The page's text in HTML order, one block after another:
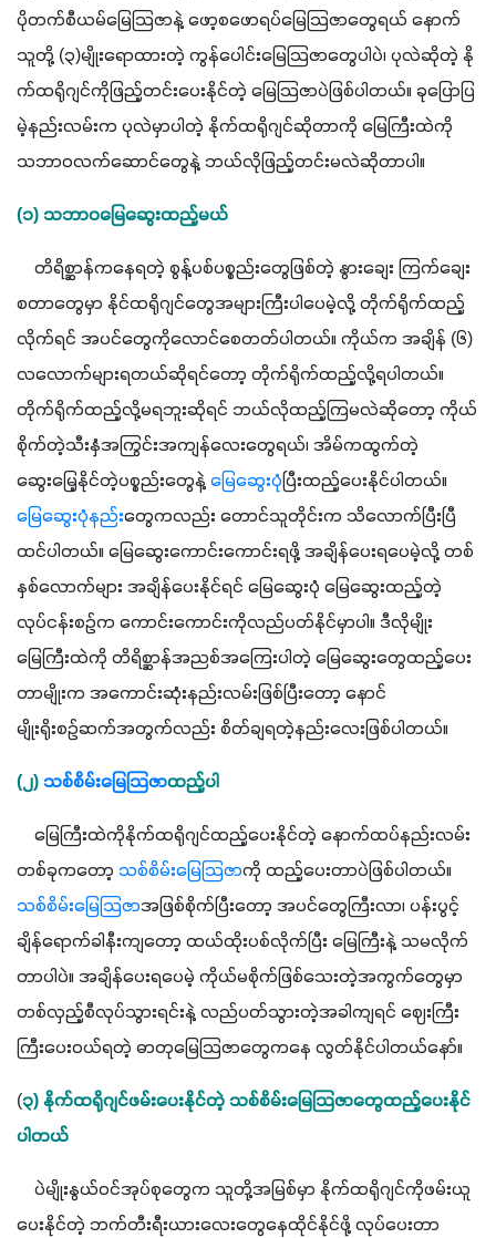
ပိုတက်စီယမ်မြေသြဇာနဲ့ ဖော့စဖောရပ်မြေသြဇာတွေရယ် နောက်
သူတို့ (၃)မျိုးရောထားတဲ့ ကွန်ပေါင်းမြေသြဇာတွေပါပဲ၊ ပုလဲဆိုတဲ့ နို
က်ထရိုဂျင်ကိုဖြည့်တင်းပေးနိုင်တဲ့ မြေသြဇာပဲဖြစ်ပါတယ်။ ခုပြောပြ
မဲ့နည်းလမ်းက ပုလဲမှာပါတဲ့ နိုက်ထရိုဂျင်ဆိုတာကို မြေကြီးထဲကို
သဘာဝလက်ဆောင်တွေနဲ့ ဘယ်လိုဖြည့်တင်းမလဲဆိုတာပါ။
(၁) သဘာဝမြေဆွေးထည့်မယ်
တိရိစ္ဆာန်ကနေရတဲ့ စွန့်ပစ်ပစ္စည်းတွေဖြစ်တဲ့ နွားချေး ကြက်ချေး
စတာတွေမှာ နိုင်ထရိုဂျင်တွေအများကြီးပါပေမဲ့လို့ တိုက်ရိုက်ထည့်
လိုက်ရင် အပင်တွေကိုလောင်စေတတ်ပါတယ်။ ကိုယ်က အချိန် (၆)
လလောက်များရတယ်ဆိုရင်တော့ တိုက်ရိုက်ထည့်လို့ရပါတယ်။
တိုက်ရိုက်ထည့်လို့မရဘူးဆိုရင် ဘယ်လိုထည့်ကြမလဲဆိုတော့ ကိုယ်
စိုက်တဲ့သီးနှံအကြွင်းအကျန်လေးတွေရယ်၊ အိမ်ကထွက်တဲ့
ဆွေးမြေ့နိုင်တဲ့ပစ္စည်းတွေနဲ့ မြေဆွေးပုံပြီးထည့်ပေးနိုင်ပါတယ်။
မြေဆွေးပုံနည်းတွေကလည်း တောင်သူတိုင်းက သိလောက်ပြီးပြီ
ထင်ပါတယ်။ မြေဆွေးကောင်းကောင်းရဖို့ အချိန်ပေးရပေမဲ့လို့ တစ်
နှစ်လောက်များ အချိန်ပေးနိုင်ရင် မြေဆွေးပုံ မြေဆွေးထည့်တဲ့
လုပ်ငန်းစဉ်က ကောင်းကောင်းကိုလည်ပတ်နိုင်မှာပါ။ ဒီလိုမျိုး
မြေကြီးထဲကို တိရိစ္ဆာန်အညစ်အကြေးပါတဲ့ မြေဆွေးတွေထည့်ပေး
တာမျိုးက အကောင်းဆုံးနည်းလမ်းဖြစ်ပြီးတော့ နောင်
မျိုးရိုးစဉ်ဆက်အတွက်လည်း စိတ်ချရတဲ့နည်းလေးဖြစ်ပါတယ်။
(၂) သစ်စိမ်းမြေသြဇာထည့်ပါ
မြေကြီးထဲကိုနိုက်ထရိုဂျင်ထည့်ပေးနိုင်တဲ့ နောက်ထပ်နည်းလမ်း
တစ်ခုကတော့ သစ်စိမ်းမြေသြဇာ
သစ်စိမ်းမြေသြဇာအဖြစ်စိုက်ပြီးတော့ အပင်တွေကြီးလာ၊ ပန်းပွင့်
ချိန်ရောက်ခါနီးကျတော့ ထယ်ထိုးပစ်လိုက်ပြီး မြေကြီးနဲ့ သမလိုက်
တာပါပဲ။ အချိန်ပေးရပေမဲ့ ကိုယ်မစိုက်ဖြစ်သေးတဲ့အကွက်တွေမှာ
တစ်လှည့်စီလုပ်သွားရင်းနဲ့ လည်ပတ်သွားတဲ့အခါကျရင် ဈေးကြီး
ကြီးပေးဝယ်ရတဲ့ ဓာတုမြေသြဇာတွေကနေ လွတ်နိုင်ပါတယ်နော်။
(၃) နိုက်ထရိုဂျင်ဖမ်းပေးနိုင်တဲ့ သစ်စိမ်းမြေသြဇာတွေထည့်ပေးနိုင်
ပါတယ်
ပဲမျိုးနွယ်ဝင်အုပ်စုတွေက သူတို့အမြစ်မှာ နိုက်ထရိုဂျင်ကိုဖမ်းယူ
ပေးနိုင်တဲ့ ဘက်တီးရီးယားလေးတွေနေထိုင်နိုင်ဖို့ လုပ်ပေးတာ